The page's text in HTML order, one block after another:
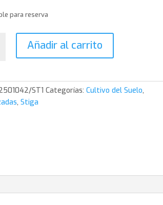
para reserva
Añadir al carrito
ST1 Categorías:Cultivo del Suelo,
,Stiga